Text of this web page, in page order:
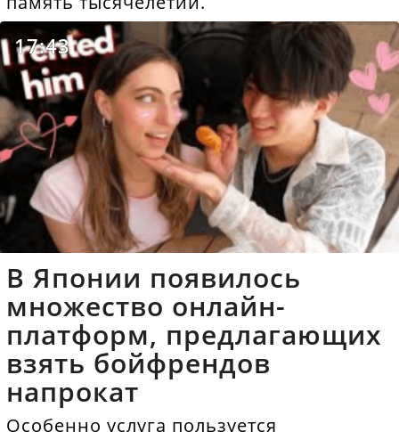
17:43
В Японии появилось
множество онлайн-
платформ, предлагающих
взять бойфрендов
напрокат
Особенно услуга пользуется